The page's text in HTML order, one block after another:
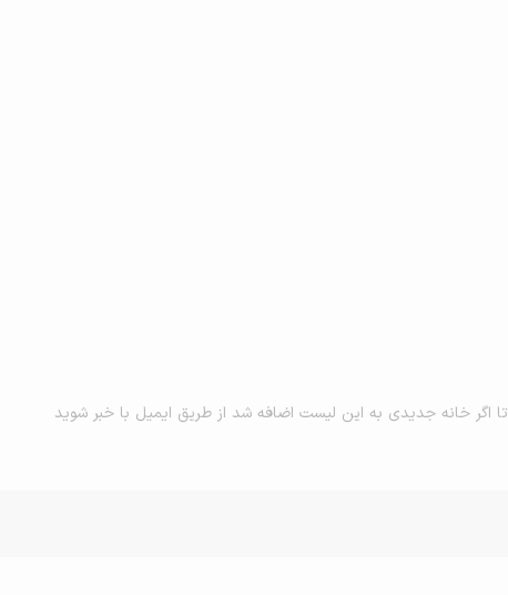
تا اگر خانه جدیدی به این لیست اضافه شد از طریق ایمیل با خبر شوید